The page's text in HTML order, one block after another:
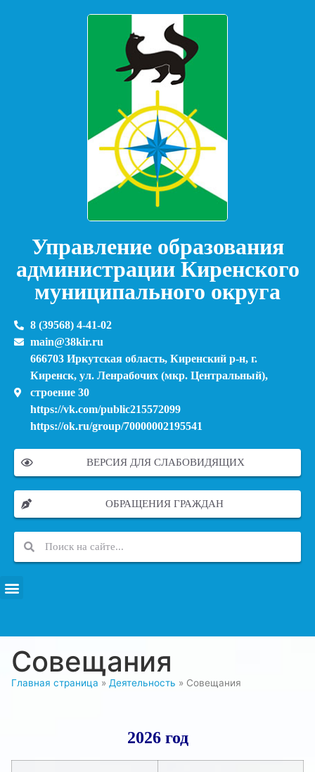
Управление образования
администрации Киренского
муниципального округа
8 (39568) 4-41-02
main@38kir.ru
666703 Иркутская область, Киренский р-н, г.
Киренск, ул. Ленрабочих (мкр. Центральный),
строение 30
https://vk.com/public215572099
https://ok.ru/group/70000002195541
ВЕРСИЯ ДЛЯ СЛАБОВИДЯЩИХ
ОБРАЩЕНИЯ ГРАЖДАН
Совещания
Главная страница » Деятельность » Совещания
2026 год